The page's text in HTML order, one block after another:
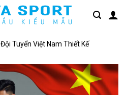
Đội Tuyển Việt Nam Thiết Kế